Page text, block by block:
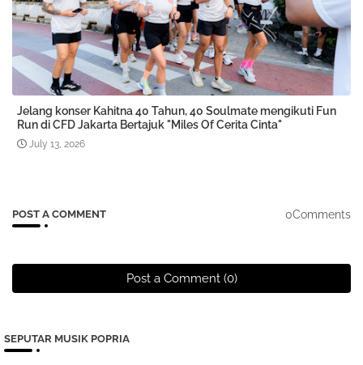
Jelang konser Kahitna 40 Tahun, 40 Soulmate mengikuti Fun
Run di CFD Jakarta Bertajuk "Miles Of Cerita Cinta"
July 13, 2026
POST A COMMENT 0Comments
Post a Comment (0)
SEPUTAR MUSIK POPRIA